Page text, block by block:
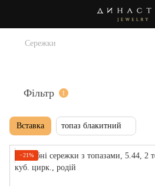
Сережки
Фільтр 1
Вставка топаз блакитний
−21%